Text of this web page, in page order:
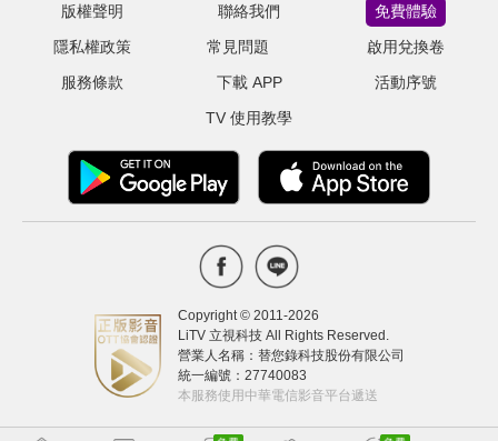
版權聲明
隱私權政策
服務條款
聯絡我們
常見問題
下載 APP
TV 使用教學
免費體驗
啟用兌換卷
活動序號
Copyright © 2011-2026
LiTV 立視科技 All Rights Reserved.
營業人名稱：替您錄科技股份有限公司
統一編號：27740083
本服務使用中華電信影音平台遞送